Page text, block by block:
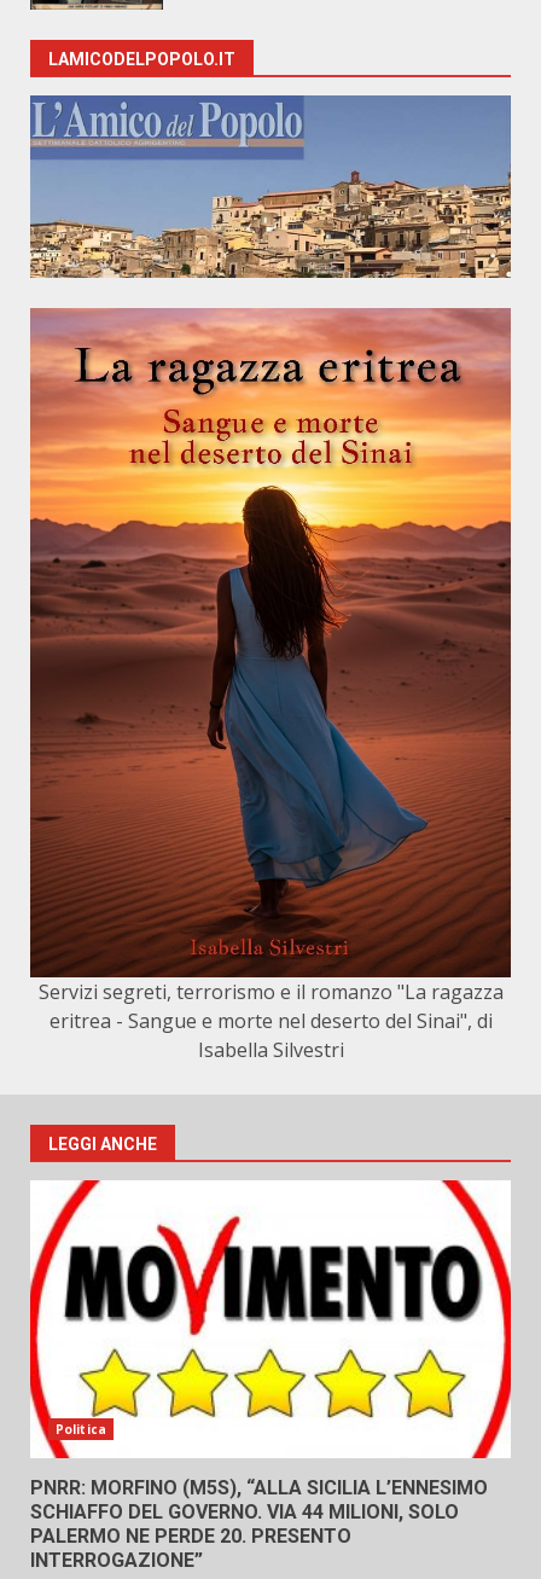
LAMICODELPOPOLO.IT
Servizi segreti, terrorismo e il romanzo "La ragazza
eritrea - Sangue e morte nel deserto del Sinai", di
Isabella Silvestri
LEGGI ANCHE
Politica
PNRR: MORFINO (M5S), “ALLA SICILIA L’ENNESIMO
SCHIAFFO DEL GOVERNO. VIA 44 MILIONI, SOLO
PALERMO NE PERDE 20. PRESENTO
INTERROGAZIONE”